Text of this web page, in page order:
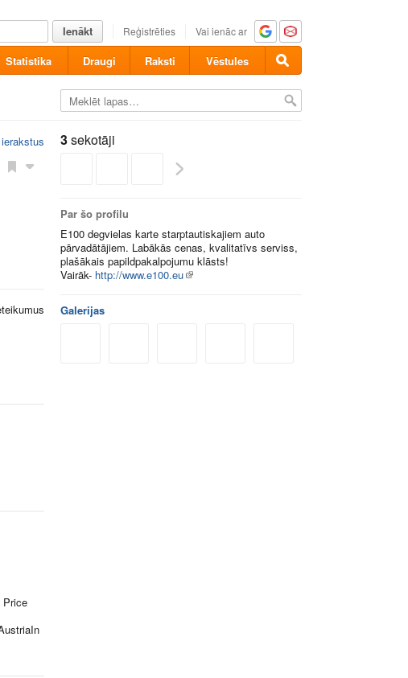
Ienākt Reģistrēties Vai ienāc ar
Statistika Draugi Raksti Vēstules
Price
3sekotāji
Par šo profilu
E100 degvielas karte starptautiskajiem auto
pārvadātājiem. Labākās cenas, kvalitatīvs serviss,
plašākais papildpakalpojumu klāsts!
Vairāk- http://www.e100.eu
Galerijas